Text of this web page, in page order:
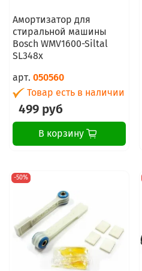
Амортизатор для
стиральной машины
Bosch WMV1600-Siltal
SL348x
арт. 050560
Товар есть в наличии
499 руб
В корзину
-50%